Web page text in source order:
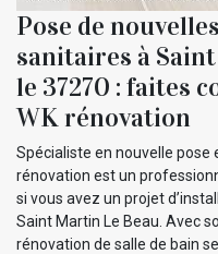
Pose de
sanitaires à
le 37270 : faites
WK rénovation
Spécialiste en nouvelle pose
rénovation est un
si vous avez un projet
Saint Martin Le Beau. Avec
rénovation de salle de bain